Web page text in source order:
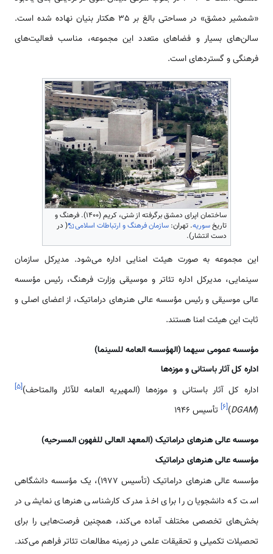
«شمشیر دمشق» در مساحتی بالغ بر 35 هکتار بنیان ‌‌‌‌‌‌نهاده شده ‌‌‌‌است.
سالن­‌‌های بسیار و فضا‌‌های متعدد این مجموعه، مناسب فعالیت‌‌های
فرهنگی و گسترده­ای ‌‌‌‌است.
ساختمان اپرای دمشق برگرفته از شنی، کریم (۱۴۰۰). فرهنگ و
تاریخسوریه. تهران: سازمان فرهنگ و ارتباطات اسلامی
( در
دست انتشار).
این مجموعه به صورت هیئت امنایی اداره می‌شود. مدیرکل سازمان
سینمایی، مدیرکل اداره تئاتر و موسیقی وزارت فرهنگ، رئیس مؤسسه
عالی موسیقی و رئیس مؤسسه عالی هنر‌‌های دراماتیک، از اعضای اصلی و
ثابت این هیئت امنا هستند.
مؤسسه عمومی سیهما (الهؤسسه العامه للسینما)
اداره کل آثار باستانی و موزه­‌‌ها
اداره کل آثار باستانی و موزه­‌‌ها (المهیریه العامه للآثار والمتاحف)[۵]
(
DGAM
)
[۶] تأسیس 1946
موسسه عالی هنر‌‌های دراماتیک (المعهد العالی للفهون المسرحیه)
مؤسسه عالی هنر‌‌های دراماتیک
مؤسسه عالی هنر‌‌های دراماتیک (تأسیس 1977)، یک مؤسسه دانشگاهی
‌‌‌‌است که دانشجویان را برای اخذ مدرک کارشناسی هنر‌‌های نمایشی در
بخش‌‌‌های تخصصی مختلف آماده می‌کند، همچنین فرصت‌‌‌هایی را برای
تحصیلات تکمیلی و تحقیقات علمی در زمینه مطالعات تئاتر فراهم می‌کند.